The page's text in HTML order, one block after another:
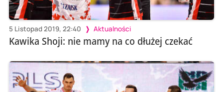
5 Listopad 2019, 22:40 Aktualności
Kawika Shoji: nie mamy na co dłużej czekać